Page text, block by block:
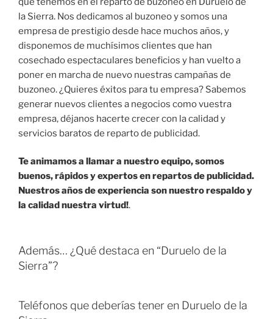
la Sierra. Nos dedicamos al buzoneo y somos una
empresa de prestigio desde hace muchos años, y
disponemos de muchísimos clientes que han
cosechado espectaculares beneficios y han vuelto a
poner en marcha de nuevo nuestras campañas de
buzoneo. ¿Quieres éxitos para tu empresa? Sabemos
generar nuevos clientes a negocios como vuestra
empresa, déjanos hacerte crecer con la calidad y
servicios baratos de reparto de publicidad.
Te animamos a llamar a nuestro equipo, somos
buenos, rápidos y expertos en repartos de publicidad.
Nuestros años de experiencia son nuestro respaldo y
la calidad nuestra virtud!.
Además… ¿Qué destaca en “Duruelo de la
Sierra”?
Teléfonos que deberías tener en Duruelo de la